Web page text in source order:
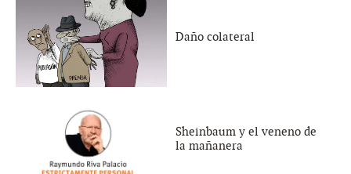
Daño colateral
Sheinbaum y el veneno de
la mañanera